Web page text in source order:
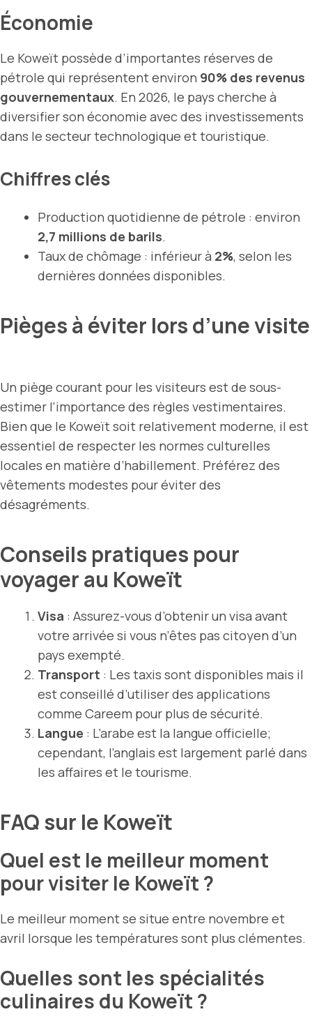
Économie
Le Koweït possède d’importantes réserves de
pétrole qui représentent environ 90% des revenus
gouvernementaux. En 2026, le pays cherche à
diversifier son économie avec des investissements
dans le secteur technologique et touristique.
Chiffres clés
Production quotidienne de pétrole : environ
2,7 millions de barils.
Taux de chômage : inférieur à 2%, selon les
dernières données disponibles.
Pièges à éviter lors d’une visite
Un piège courant pour les visiteurs est de sous-
estimer l’importance des règles vestimentaires.
Bien que le Koweït soit relativement moderne, il est
essentiel de respecter les normes culturelles
locales en matière d’habillement. Préférez des
vêtements modestes pour éviter des
désagréments.
Conseils pratiques pour
voyager au Koweït
Visa : Assurez-vous d’obtenir un visa avant
votre arrivée si vous n’êtes pas citoyen d’un
pays exempté.
Transport : Les taxis sont disponibles mais il
est conseillé d’utiliser des applications
comme Careem pour plus de sécurité.
Langue : L’arabe est la langue officielle;
cependant, l’anglais est largement parlé dans
les affaires et le tourisme.
FAQ sur le Koweït
Quel est le meilleur moment
pour visiter le Koweït ?
Le meilleur moment se situe entre novembre et
avril lorsque les températures sont plus clémentes.
Quelles sont les spécialités
culinaires du Koweït ?